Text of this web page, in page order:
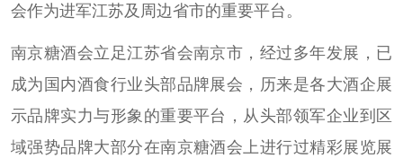
会作为进军江苏及周边省市的重要平台。
南京糖酒会立足江苏省会南京市，经过多年发展，已
成为国内酒食行业头部品牌展会，历来是各大酒企展
示品牌实力与形象的重要平台，从头部领军企业到区
域强势品牌大部分在南京糖酒会上进行过精彩展览展